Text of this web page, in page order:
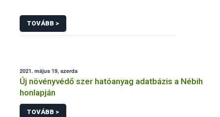
TOVÁBB >
2021. május 19, szerda
Új növényvédő szer hatóanyag adatbázis a Nébih
honlapján
TOVÁBB >